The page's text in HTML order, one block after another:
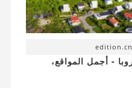
- أجمل المواقع،